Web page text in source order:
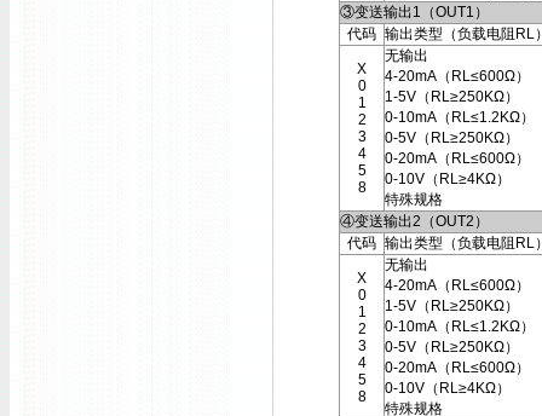
③变送输出1（OUT1）
代码 输出类型（负载电阻RL
X
0
1
2
3
4
5
8
无输出
4-20mA（RL≤600Ω）
1-5V（RL≥250KΩ）
0-10mA（RL≤1.2KΩ）
0-5V（RL≥250KΩ）
0-20mA（RL≤600Ω）
0-10V（RL≥4KΩ）
特殊规格
④变送输出2（OUT2）
代码 输出类型（负载电阻RL
X
0
1
2
3
4
5
8
无输出
4-20mA（RL≤600Ω）
1-5V（RL≥250KΩ）
0-10mA（RL≤1.2KΩ）
0-5V（RL≥250KΩ）
0-20mA（RL≤600Ω）
0-10V（RL≥4KΩ）
特殊规格